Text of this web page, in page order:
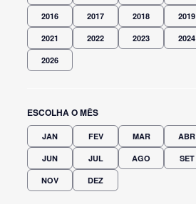
2016 2017 2018 2019
2021 2022 2023 2024
2026
ESCOLHA O MÊS
JAN FEV MAR ABR
JUN JUL AGO SET
NOV DEZ